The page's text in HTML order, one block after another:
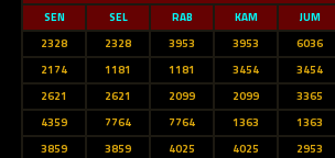
SEN
SEL RAB KAM JUM
2328
2328 3953 3953 6036
2174
1181 1181 3454 3454
2621
2621 2099 2099 3365
4359
7764 7764 1363 1363
3859
3859 4025 4025 2953